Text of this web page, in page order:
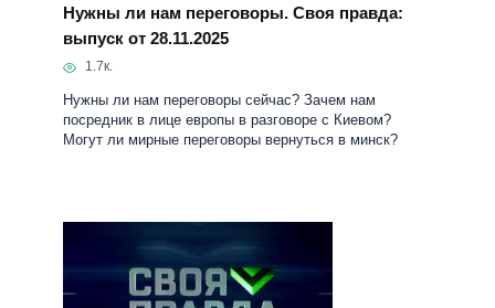
Нужны ли нам переговоры. Своя правда:
выпуск от 28.11.2025
1.7к.
Нужны ли нам переговоры сейчас? Зачем нам
посредник в лице европы в разговоре с Киевом?
Могут ли мирные переговоры вернуться в минск?